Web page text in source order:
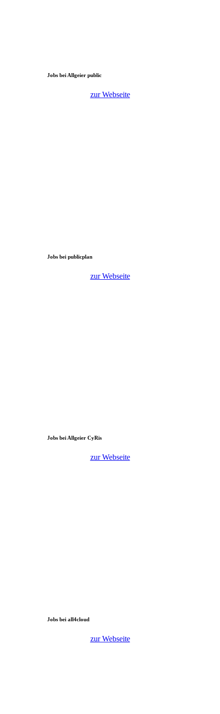
Jobs bei Allgeier public
zur Webseite
Jobs bei publicplan
zur Webseite
Jobs bei Allgeier CyRis
zur Webseite
Jobs bei all4cloud
zur Webseite